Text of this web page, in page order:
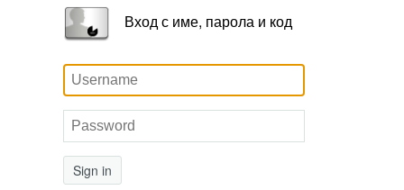
Вход с име, парола и код
Sign in